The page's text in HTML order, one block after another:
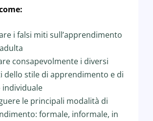
i falsi miti sull’apprendimento
consapevolmente i diversi
dello stile di apprendimento e di
individuale
le principali modalità di
formale, informale, in